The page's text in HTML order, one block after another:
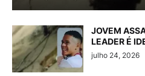
JOVEM
LEADER É
julho 24, 2026